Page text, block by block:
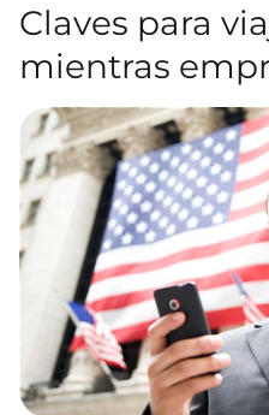
Claves para
mientras